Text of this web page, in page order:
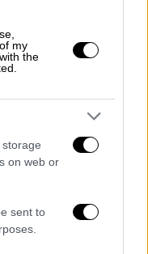
my
the
on web or
sent to
UNESCO: H
εστιατόρια
2026,
το